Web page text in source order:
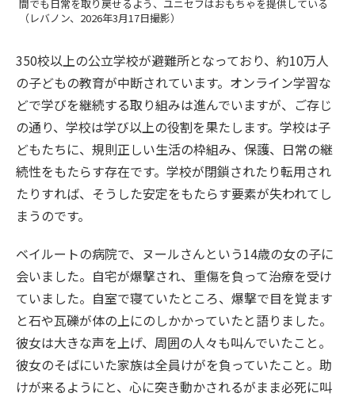
間でも日常を取り戻せるよう、ユニセフはおもちゃを提供している
（レバノン、2026年3月17日撮影）
350校以上の公立学校が避難所となっており、約10万人
の子どもの教育が中断されています。オンライン学習な
どで学びを継続する取り組みは進んでいますが、ご存じ
の通り、学校は学び以上の役割を果たします。学校は子
どもたちに、規則正しい生活の枠組み、保護、日常の継
続性をもたらす存在です。学校が閉鎖されたり転用され
たりすれば、そうした安定をもたらす要素が失われてし
まうのです。
ベイルートの病院で、ヌールさんという14歳の女の子に
会いました。自宅が爆撃され、重傷を負って治療を受け
ていました。自室で寝ていたところ、爆撃で目を覚ます
と石や瓦礫が体の上にのしかかっていたと語りました。
彼女は大きな声を上げ、周囲の人々も叫んでいたこと。
彼女のそばにいた家族は全員けがを負っていたこと。助
けが来るようにと、心に突き動かされるがまま必死に叫